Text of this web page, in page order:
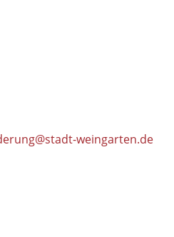
weingarten.de